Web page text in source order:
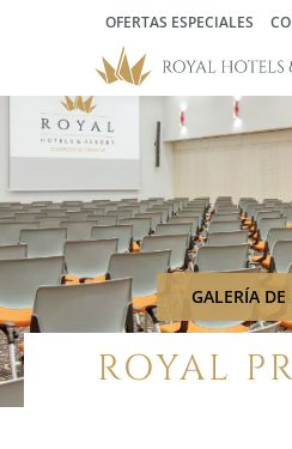
OFERTAS ESPECIALES
GALERÍA DE
ROYAL